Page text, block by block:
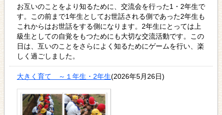
お互いのことをより知るために、交流会を行った1・2年生で
す。この前まで1年生としてお世話される側であった2年生も
これからはお世話をする側になります。2年生にとっては上
級生としての自覚をもつためにも大切な交流活動です。この
日は、互いのことをさらによく知るためにゲームを行い、楽
しく過ごしました。
大きく育て ～１年生・2年生(2026年5月26日)